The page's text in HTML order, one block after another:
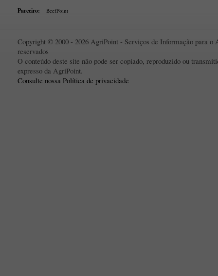
Parceiro: BeefPoint
Copyright © 2000 - 2026 AgriPoint - Serviços de Informação para o
reservados
O conteúdo deste site não pode ser copiado, reproduzido ou
expresso da AgriPoint.
Consulte nossa Política de privacidade